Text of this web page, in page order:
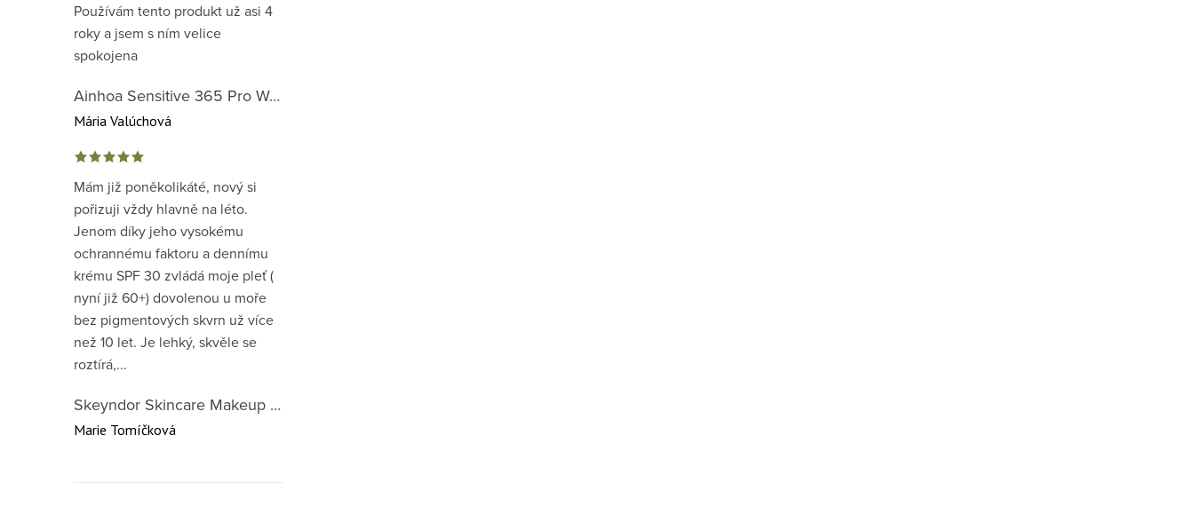
Používám tento produkt už asi 4
roky a jsem s ním velice
spokojena
Ainhoa Sensitive 365 Pro Well-Being Cream - zklidňující krém pro normální až suchou citlivou pleť
Mária Valúchová
Mám již poněkolikáté, nový si
pořizuji vždy hlavně na léto.
Jenom díky jeho vysokému
ochrannému faktoru a dennímu
krému SPF 30 zvládá moje pleť (
nyní již 60+) dovolenou u moře
bez pigmentových skvrn už více
než 10 let. Je lehký, skvěle se
roztírá,...
Skeyndor Skincare Makeup DD Cream SPF50 – lehký tónovací krém pro všechny typy pleti 40 ml
Marie Tomíčková